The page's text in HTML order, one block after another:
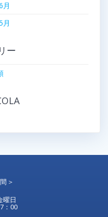
月
月
ー
＞
曜日
：00